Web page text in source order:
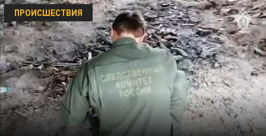
ПРОИСШЕСТВИЯ